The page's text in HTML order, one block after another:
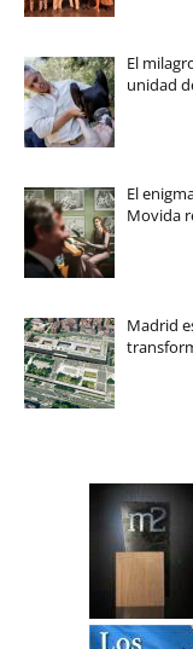
El
unidad
El
Movida
Madrid